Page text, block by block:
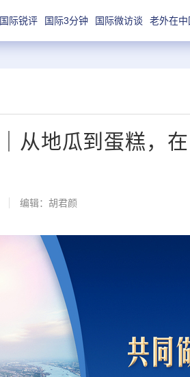
国际锐评 国际3分钟 国际微访谈 老外在中
从地瓜到蛋糕，
编辑：胡君颜